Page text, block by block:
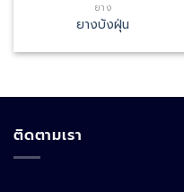
ยาง
ยางบังฝุ่น
ติดตามเรา